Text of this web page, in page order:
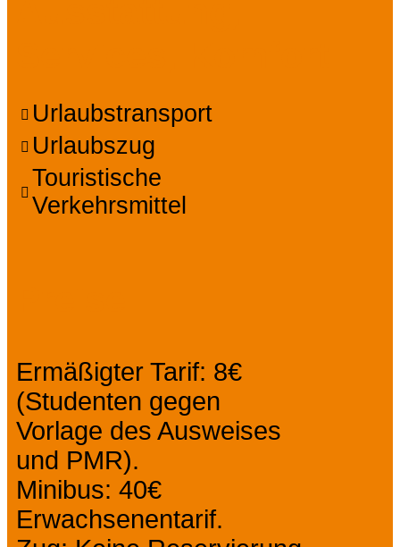
Urlaubstransport
Urlaubszug
Touristische
Verkehrsmittel
Ermäßigter Tarif: 8€
(Studenten gegen
Vorlage des Ausweises
und PMR).
Minibus: 40€
Erwachsenentarif.